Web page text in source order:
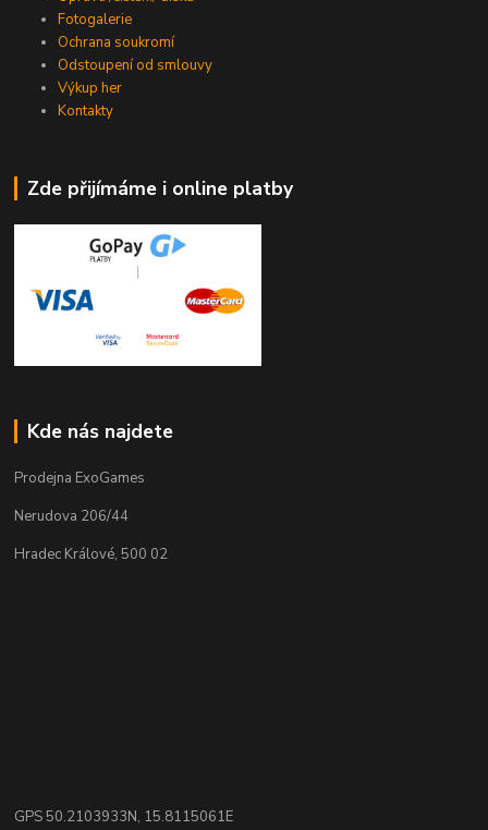
Fotogalerie
Ochrana soukromí
Odstoupení od smlouvy
Výkup her
Kontakty
Zde přijímáme i online platby
Kde nás najdete
Prodejna ExoGames
Nerudova 206/44
Hradec Králové, 500 02
GPS 50.2103933N, 15.8115061E